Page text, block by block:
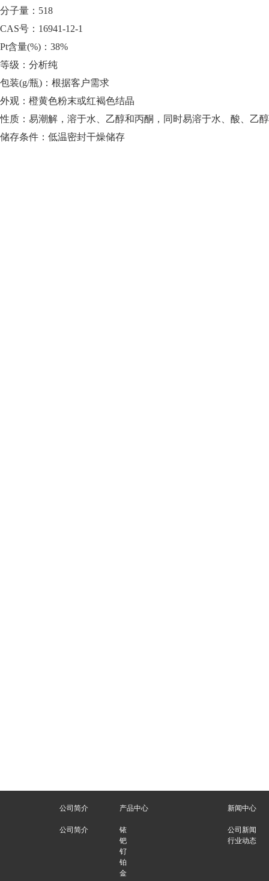
分子量： 518
CAS号：16941-12-1
Pt含量(%)： 38%
等级：分析纯
包装(g/瓶)： 根据客户需求
外观：橙黄色粉末或红褐色结晶
性质：易潮解，溶于水、乙醇和丙酮，同时易溶于水、酸、乙
储存条件： 低温密封干燥储存
公司简介 产品中心 新闻中心
公司简介 铱
公司新闻
钯
行业动态
钌
铂
金